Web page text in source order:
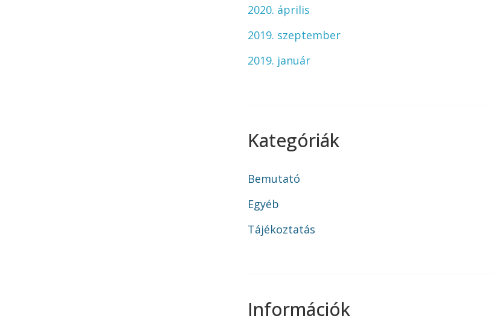
2020. április
2019. szeptember
2019. január
Kategóriák
Bemutató
Egyéb
Tájékoztatás
Információk